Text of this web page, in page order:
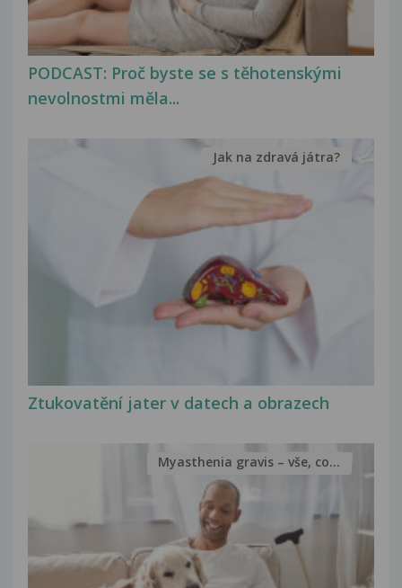
PODCAST: Proč byste se s těhotenskými
nevolnostmi měla...
Ztukovatění jater v datech a obrazech
Jak na zdravá játra?
Myasthenia gravis – vše, co...